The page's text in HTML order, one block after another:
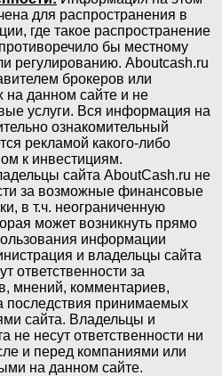
для распространения в
где такое распространение
бы местному
регулированию. Aboutcash.ru
брокеров или
на данном сайте и не
услуги. Вся информация на
ознакомительный
рекламой какого-либо
к инвестициям.
сайта AboutCash.ru не
за возможные финансовые
в т.ч. неограниченную
может возникнуть прямо
информации
и владельцы сайта
ответственности за
мнений, комментариев,
последствия принимаемых
сайта. Владельцы и
не несут ответственности ни
и перед компаниями или
на данном сайте.